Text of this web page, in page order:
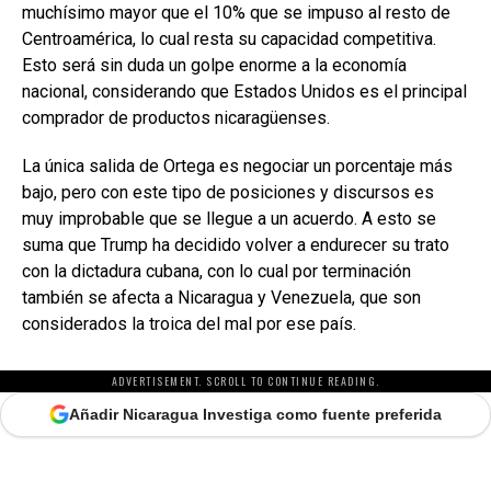
muchísimo mayor que el 10% que se impuso al resto de
Centroamérica, lo cual resta su capacidad competitiva.
Esto será sin duda un golpe enorme a la economía
nacional, considerando que Estados Unidos es el principal
comprador de productos nicaragüenses.
La única salida de Ortega es negociar un porcentaje más
bajo, pero con este tipo de posiciones y discursos es
muy improbable que se llegue a un acuerdo. A esto se
suma que Trump ha decidido volver a endurecer su trato
con la dictadura cubana, con lo cual por terminación
también se afecta a Nicaragua y Venezuela, que son
considerados la troica del mal por ese país.
ADVERTISEMENT. SCROLL TO CONTINUE READING.
Añadir Nicaragua Investiga como fuente preferida